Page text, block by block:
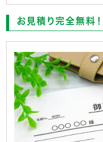
お見積り完全無料！